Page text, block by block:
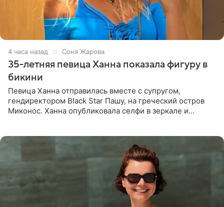
4 часа назад Соня Жарова
35-летняя певица Ханна показала фигуру в
бикини
Певица Ханна отправилась вместе с супругом,
гендиректором Black Star Пашу, на греческий остров
Миконос. Ханна опубликовала селфи в зеркале и